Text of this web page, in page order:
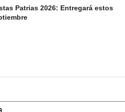
Patrias 2026: Entregará estos